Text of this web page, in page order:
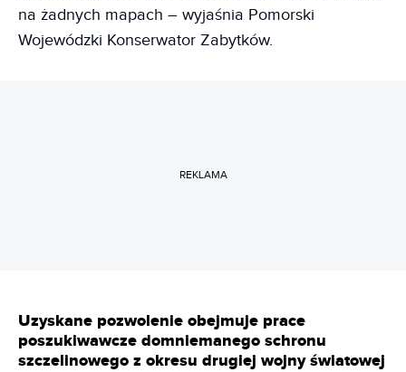
na żadnych mapach – wyjaśnia Pomorski
Wojewódzki Konserwator Zabytków.
REKLAMA
Uzyskane pozwolenie obejmuje prace
poszukiwawcze domniemanego schronu
szczelinowego z okresu drugiej wojny światowej